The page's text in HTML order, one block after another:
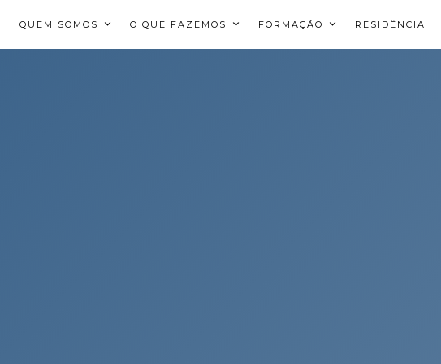
QUEM SOMOS O QUE FAZEMOS FORMAÇÃO RESIDÊNCIA